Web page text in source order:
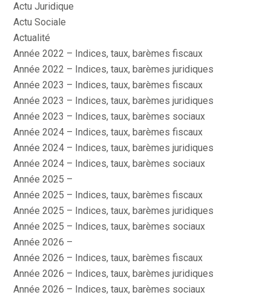
Actu Juridique
Actu Sociale
Actualité
Année 2022 – Indices, taux, barèmes fiscaux
Année 2022 – Indices, taux, barèmes juridiques
Année 2023 – Indices, taux, barèmes fiscaux
Année 2023 – Indices, taux, barèmes juridiques
Année 2023 – Indices, taux, barèmes sociaux
Année 2024 – Indices, taux, barèmes fiscaux
Année 2024 – Indices, taux, barèmes juridiques
Année 2024 – Indices, taux, barèmes sociaux
Année 2025 –
Année 2025 – Indices, taux, barèmes fiscaux
Année 2025 – Indices, taux, barèmes juridiques
Année 2025 – Indices, taux, barèmes sociaux
Année 2026 –
Année 2026 – Indices, taux, barèmes fiscaux
Année 2026 – Indices, taux, barèmes juridiques
Année 2026 – Indices, taux, barèmes sociaux